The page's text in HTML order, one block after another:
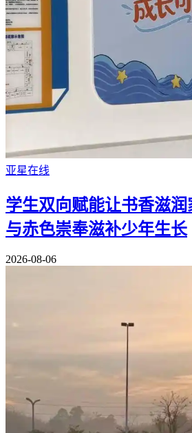
亚星在线
学生双向赋能让书香滋
与赤色崇奉滋补少年生长
2026-08-06